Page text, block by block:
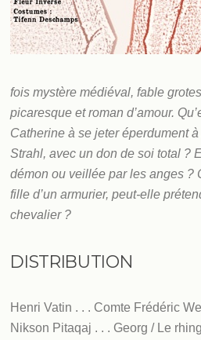
fois mystère médiéval, fable
picaresque et roman d’amour.
Catherine à se jeter éperdument
Strahl, avec un don de soi total ?
démon ou veillée par les anges ?
fille d’un armurier, peut-­elle
chevalier ?
DISTRIBUTION
Henri Vatin . . . Comte Frédéric
Nikson Pitaqaj . . . Georg / Le